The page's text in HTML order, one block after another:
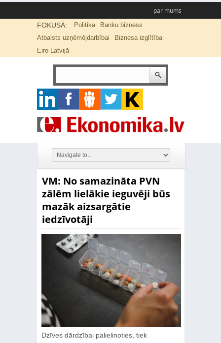
par mums
FOKUSĀ: Politika
Banku bizness
Atbalsts uzņēmējdarbībai
Biznesa izglītība
Eiro Latvijā
VM: No samazināta PVN
zālēm lielākie ieguvēji būs
mazāk aizsargātie
iedzīvotāji
Dzīves dārdzībai palielinoties, tiek